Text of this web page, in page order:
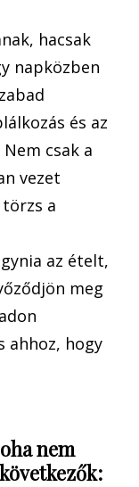
hacsak
napközben
és az
csak a
vezet
a
az ételt,
meg
ahhoz, hogy
nem